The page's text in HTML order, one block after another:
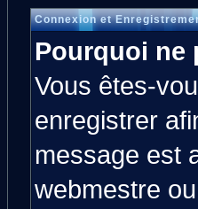
Connexion et
Pourquoi ne
Vous êtes-
enregistrer
message est
webmestre